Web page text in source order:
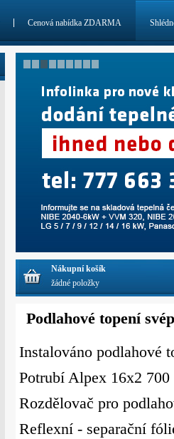
Podlahové topení
Instalováno podlahové
Potrubí Alpex 16x2 700
Rozdělovač pro
Reflexní - separační
Cenová nabídka ZDARMA
Nákupní košík
žádné položky